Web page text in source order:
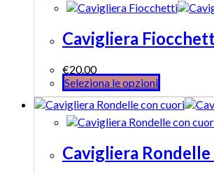
Cavigliera
€20.00
Seleziona le opzioni
Cavigliera